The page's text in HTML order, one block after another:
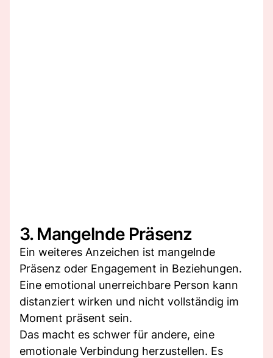
3. Mangelnde Präsenz
Ein weiteres Anzeichen ist mangelnde
Präsenz oder Engagement in Beziehungen.
Eine emotional unerreichbare Person kann
distanziert wirken und nicht vollständig im
Moment präsent sein.
Das macht es schwer für andere, eine
emotionale Verbindung herzustellen. Es